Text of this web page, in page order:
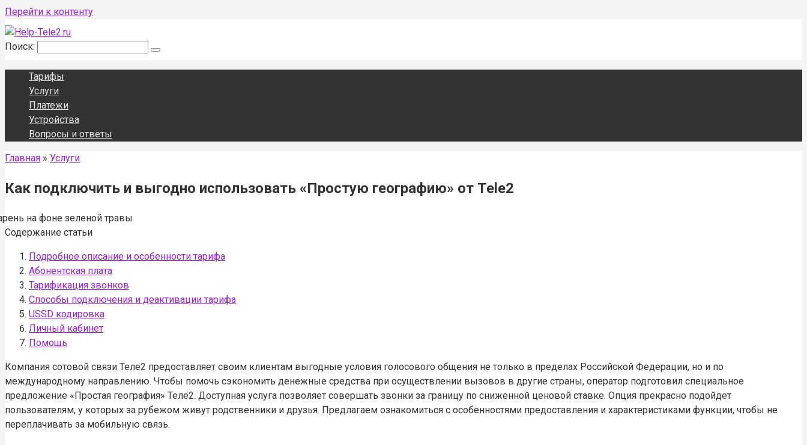
Перейти к контенту
Поиск:
Тарифы
Услуги
Платежи
Устройства
Вопросы и ответы
Главная » Услуги
Как подключить и выгодно использовать «Простую географию» от Tele2
Содержание статьи
Подробное описание и особенности тарифа
Абонентская плата
Тарификация звонков
Способы подключения и деактивации тарифа
USSD кодировка
Личный кабинет
Помощь
Компания сотовой связи Теле2 предоставляет своим клиентам выгодные условия голосового общения не только в пределах Российской Федерации, но и по
международному направлению. Чтобы помочь сэкономить денежные средства при осуществлении вызовов в другие страны, оператор подготовил специальное
предложение «Простая география» Теле2. Доступная услуга позволяет совершать звонки за границу по сниженной ценовой ставке. Опция прекрасно подойдет
пользователям, у которых за рубежом живут родственники и друзья. Предлагаем ознакомиться с особенностями предоставления и характеристиками функции, чтобы не
переплачивать за мобильную связь.